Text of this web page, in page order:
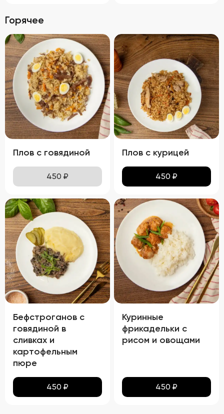
Горячее
Плов с говядиной
450 ₽
Плов с курицей
450 ₽
Бефстроганов с
говядиной в
сливках и
картофельным
пюре
450 ₽
Куринные
фрикадельки с
рисом и овощами
450 ₽